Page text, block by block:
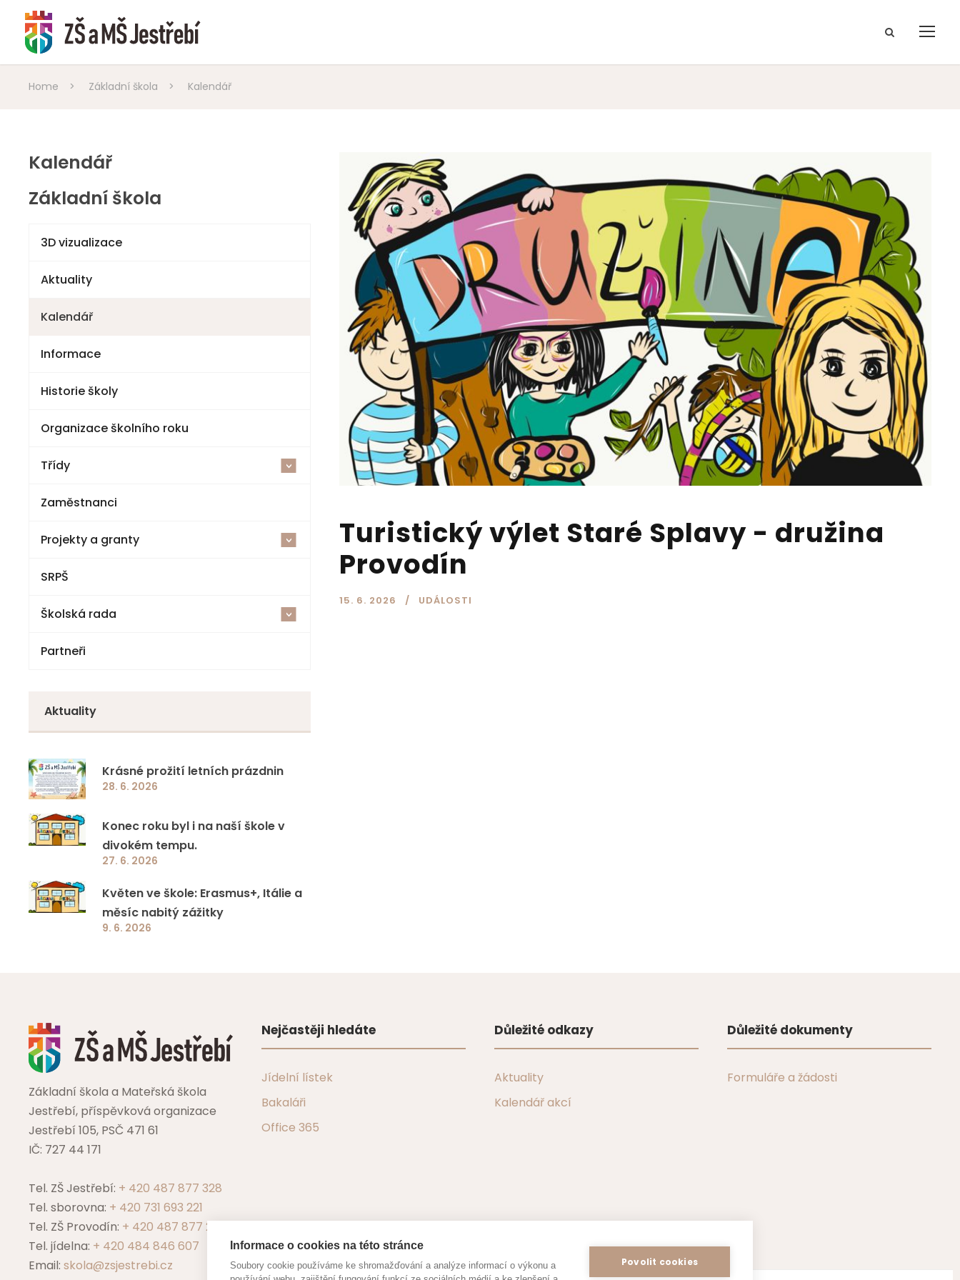
Home > Základní škola > Kalendář
Turistický výlet Staré Splavy - družina
Provodín
15. 6. 2026 UDÁLOSTI
Kalendář
Základní škola
3D vizualizace
Aktuality
Kalendář
Informace
Historie školy
Organizace školního roku
Třídy <
2025-26
1. třída
2. třída
3. třída
4. třída
7. třída
8. třída
9. třída
Zaměstnanci
Projekty a granty <
Šablony V ZŠ a MŠ Jestřebí
Cvičná kuchyňka a polytechnická dílna
Národní plán obnovy – komponenta 3.1
Jazyková a přírodovědná učebna ZŠ a MŠ
Jestřebí
Ovoce a mléko do škol
Školní projekty
SRPŠ
Školská rada <
Volby
Partneři
Aktuality
Krásné prožití letních prázdnin
28. 6. 2026
Konec roku byl i na naší škole v
divokém tempu.
27. 6. 2026
Květen ve škole: Erasmus+, Itálie a
měsíc nabitý zážitky
9. 6. 2026
Základní škola a Mateřská škola
Jestřebí, příspěvková organizace
Jestřebí 105, PSČ 471 61
IČ: 727 44 171
Tel. ZŠ Jestřebí: + 420 487 877 328
Tel. sborovna: + 420 731 693 221
Tel. ZŠ Provodín: + 420 487 877 229
Tel. jídelna: + 420 484 846 607
Email: skola@zsjestrebi.cz
Nejčastěji hledáte
Jídelní lístek
Bakaláři
Office 365
Důležité odkazy
Aktuality
Kalendář akcí
Důležité dokumenty
Formuláře a žádosti
Informace o cookies na této stránce
Soubory cookie používáme ke shromažďování a analýze informací o výkonu a
Povolit cookies